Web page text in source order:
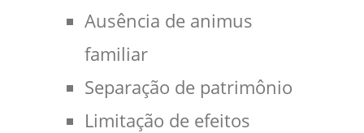
Ausência de animus
familiar
Separação de patrimônio
Limitação de efeitos